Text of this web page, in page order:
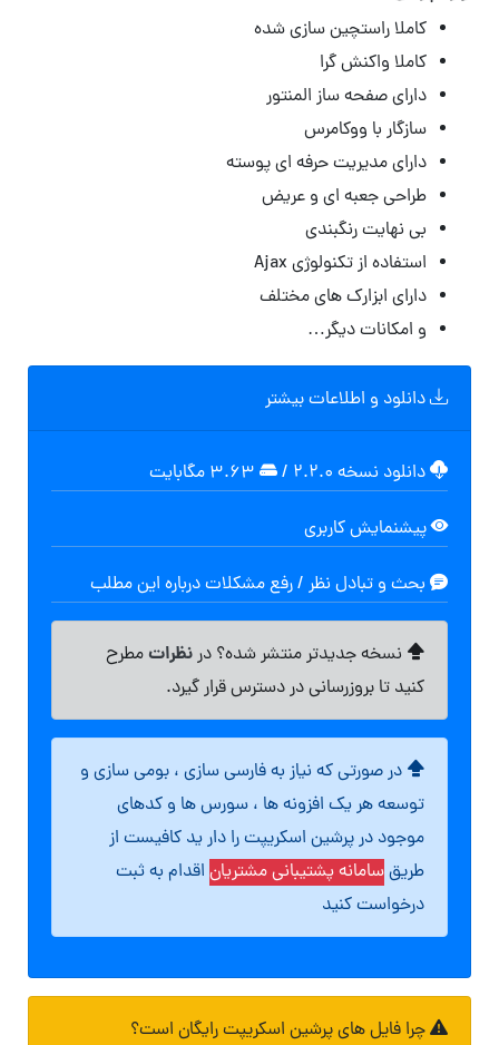
کاملا راستچین سازی شده
کاملا واکنش گرا
دارای صفحه ساز المنتور
سازگار با ووکامرس
دارای مدیریت حرفه ای پوسته
طراحی جعبه ای و عریض
بی نهایت رنگبندی
استفاده از تکنولوژی Ajax
دارای ابزارک های مختلف
و امکانات دیگر…
دانلود و اطلاعات بیشتر
دانلود نسخه ۲.۲.۰ /
پیشنمایش کاربری
بحث و تبادل نظر / رفع مشکلات درباره این مطلب
نسخه جدیدتر منتشر شده؟ درنظراتمطرح
کنید تا بروزرسانی در دسترس قرار گیرد.
در صورتی که نیاز به فارسی سازی ، بومی سازی و
توسعه هر یک افزونه ها ، سورس ها و کدهای
موجود در پرشین اسکریپت را دار ید کافیست از
طریقسامانه پشتیبانی مشتریان اقدام به ثبت
درخواست کنید
چرا فایل های پرشین اسکریپت رایگان است؟